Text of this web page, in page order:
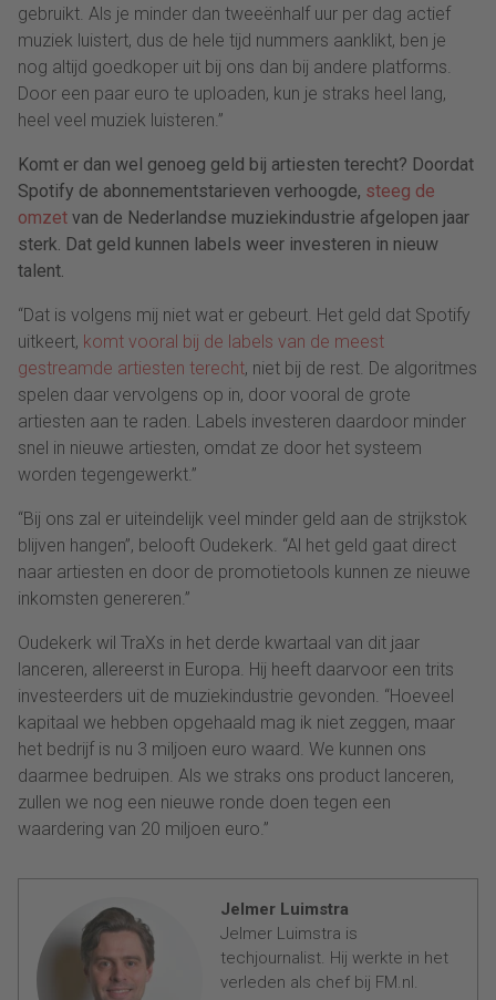
gebruikt. Als je minder dan tweeënhalf uur per dag actief
muziek luistert, dus de hele tijd nummers aanklikt, ben je
nog altijd goedkoper uit bij ons dan bij andere platforms.
Door een paar euro te uploaden, kun je straks heel lang,
heel veel muziek luisteren.”
Komt er dan wel genoeg geld bij artiesten terecht? Doordat
Spotify de abonnementstarieven verhoogde, steeg de
omzet van de Nederlandse muziekindustrie afgelopen jaar
sterk. Dat geld kunnen labels weer investeren in nieuw
talent.
“Dat is volgens mij niet wat er gebeurt. Het geld dat Spotify
uitkeert, komt vooral bij de labels van de meest
gestreamde artiesten terecht, niet bij de rest. De algoritmes
spelen daar vervolgens op in, door vooral de grote
artiesten aan te raden. Labels investeren daardoor minder
snel in nieuwe artiesten, omdat ze door het systeem
worden tegengewerkt.”
“Bij ons zal er uiteindelijk veel minder geld aan de strijkstok
blijven hangen”, belooft Oudekerk. “Al het geld gaat direct
naar artiesten en door de promotietools kunnen ze nieuwe
inkomsten genereren.”
Oudekerk wil TraXs in het derde kwartaal van dit jaar
lanceren, allereerst in Europa. Hij heeft daarvoor een trits
investeerders uit de muziekindustrie gevonden. “Hoeveel
kapitaal we hebben opgehaald mag ik niet zeggen, maar
het bedrijf is nu 3 miljoen euro waard. We kunnen ons
daarmee bedruipen. Als we straks ons product lanceren,
zullen we nog een nieuwe ronde doen tegen een
waardering van 20 miljoen euro.”
Jelmer Luimstra
Jelmer Luimstra is
techjournalist. Hij werkte in het
verleden als chef bij FM.nl.